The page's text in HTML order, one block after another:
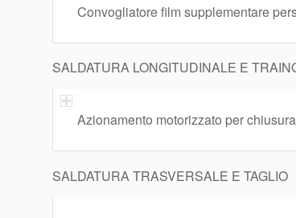
Convogliatore film supplementare
SALDATURA LONGITUDINALE E
Azionamento motorizzato per
SALDATURA TRASVERSALE E TAGLIO